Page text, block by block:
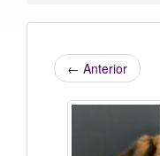
← Anterior